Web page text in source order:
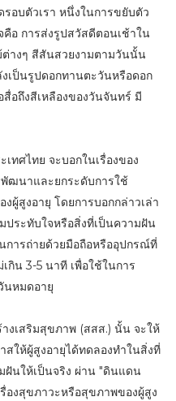
อบตัวเรา หนึ่งในการขยับตัว
อ การส่งรูปสวัสดีตอนเช้าใน
างๆ สีสันสวยงามตามวันนั้น
เป็นรูปดอกทานตะวันหรือดอก
สื่อถึงสีเหลืองของวันจันทร์ มี
ทศไทย จะบอกในเรื่องของ
ฒนาและยกระดับการใช้
ผู้สูงอายุ โดยการบอกกล่าวเล่า
ประทับใจหรือสิ่งที่เป็นความฝัน
ารถ่ายด้วยมือถือหรืออุปกรณ์ที่
กิน 3-5 นาที เพื่อใช้ในการ
นหมดอายุ
งเสริมสุขภาพ (สสส.) นั้น จะให้
สให้ผู้สูงอายุได้ทดลองทำในสิ่งที่
ฝันให้เป็นจริง ผ่าน "ดินแดน
องสุขภาวะหรือสุขภาพของผู้สูง